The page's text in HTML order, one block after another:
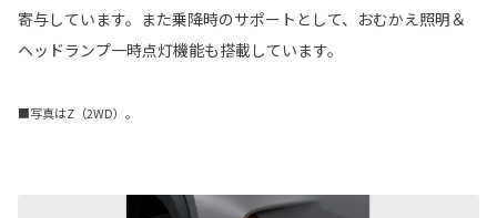
寄与しています。また乗降時のサポートとして、おむかえ照明＆
ヘッドランプ一時点灯機能も搭載しています。
■写真はZ（2WD）。